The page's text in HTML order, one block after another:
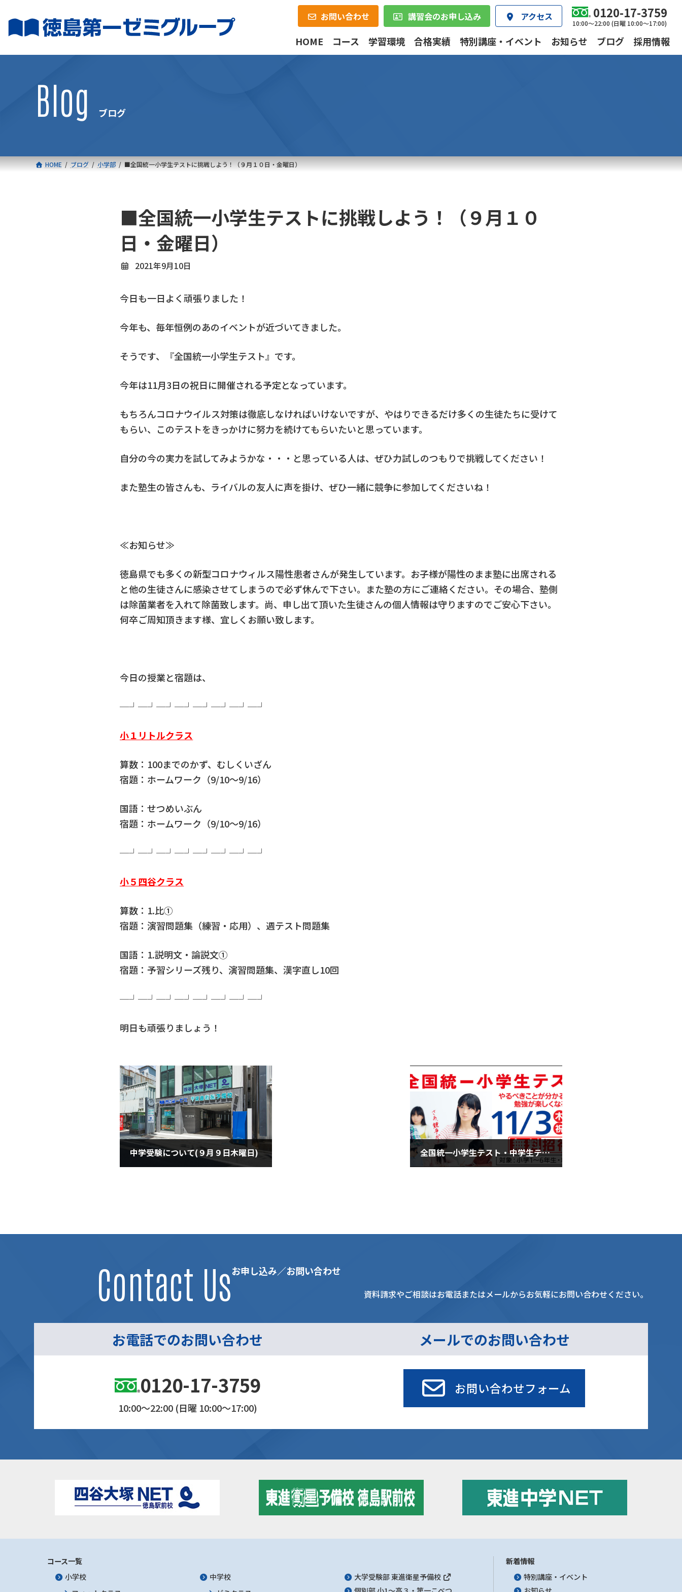
ン
テ
ビ
ゲ
お問い合わせ 講習会のお申し込み アクセス 0120-17-3759
10:00～22:00 (日曜 10:00～17:00)
HOME コース 学習環境 合格実績 特別講座・イベント お知らせ ブログ 採用情報
Blog ブログ
HOME ブログ 小学部 ■全国統一小学生テストに挑戦しよう！（９月１０日・金曜日）
■全国統一小学生テストに挑戦しよう！（９月１０
日・金曜日）
2021年9月10日
今日も一日よく頑張りました！
今年も、毎年恒例のあのイベントが近づいてきました。
そうです、『全国統一小学生テスト』です。
今年は11月3日の祝日に開催される予定となっています。
もちろんコロナウイルス対策は徹底しなければいけないですが、やはりできるだけ多くの生徒たちに受けて
もらい、このテストをきっかけに努力を続けてもらいたいと思っています。
自分の今の実力を試してみようかな・・・と思っている人は、ぜひ力試しのつもりで挑戦してください！
また塾生の皆さんも、ライバルの友人に声を掛け、ぜひ一緒に競争に参加してくださいね！
≪お知らせ≫
徳島県でも多くの新型コロナウィルス陽性患者さんが発生しています。お子様が陽性のまま塾に出席される
と他の生徒さんに感染させてしまうので必ず休んで下さい。また塾の方にご連絡ください。その場合、塾側
は除菌業者を入れて除菌致します。尚、申し出て頂いた生徒さんの個人情報は守りますのでご安心下さい。
何卒ご周知頂きます様、宜しくお願い致します。
今日の授業と宿題は、
─┘─┘─┘─┘─┘─┘─┘─┘
小１リトルクラス
算数：100までのかず、むしくいざん
宿題：ホームワーク（9/10～9/16）
国語：せつめいぶん
宿題：ホームワーク（9/10～9/16）
─┘─┘─┘─┘─┘─┘─┘─┘
小５四谷クラス
算数：1.比①
宿題：演習問題集（練習・応用）、週テスト問題集
国語：1.説明文・論説文①
宿題：予習シリーズ残り、演習問題集、漢字直し10回
─┘─┘─┘─┘─┘─┘─┘─┘
明日も頑張りましょう！
中学受験について(９月９日木曜日) 全国統一小学生テスト・中学生テスト(９月１０日金曜日)
お申し込み／お問い合わせ
Contact Us 資料請求やご相談はお電話またはメールからお気軽にお問い合わせください。
お電話でのお問い合わせ
0120-17-3759
10:00～22:00 (日曜 10:00～17:00)
メールでのお問い合わせ
お問い合わせフォーム
コース一覧
小学校
中学校
大学受験部 東進衛星予備校
新着情報
特別講座・イベント